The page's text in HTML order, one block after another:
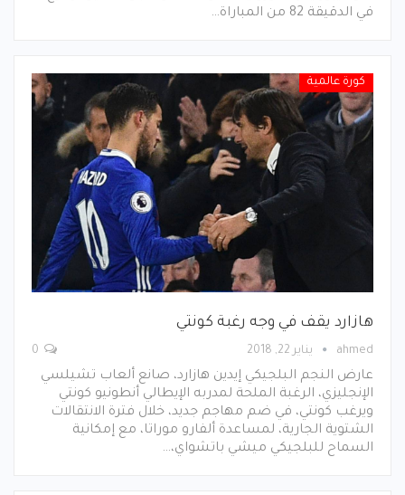
في الدقيقة 82 من المباراة…
كورة عالمية
هازارد يقف في وجه رغبة كونتي
ahmed يناير 22, 2018
عارض النجم البلجيكي إيدين هازارد، صانع ألعاب تشيلسي
الإنجليزي، الرغبة الملحة لمدربه الإيطالي أنطونيو كونتي
ويرغب كونتي، في ضم مهاجم جديد، خلال فترة الانتقالات
الشتوية الجارية، لمساعدة ألفارو موراتا، مع إمكانية
السماح للبلجيكي ميشي باتشواي،…